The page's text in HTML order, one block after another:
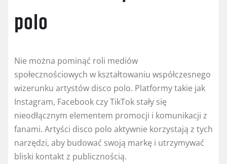
polo
Nie można pominąć roli mediów
społecznościowych w kształtowaniu współczesnego
wizerunku artystów disco polo. Platformy takie jak
Instagram, Facebook czy TikTok stały się
nieodłącznym elementem promocji i komunikacji z
fanami. Artyści disco polo aktywnie korzystają z tych
narzędzi, aby budować swoją markę i utrzymywać
bliski kontakt z publicznością.